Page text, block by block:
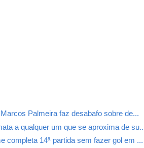
Palmeira faz desabafo sobre de...
a qualquer um que se aproxima de
completa 14ª partida sem fazer gol em ...